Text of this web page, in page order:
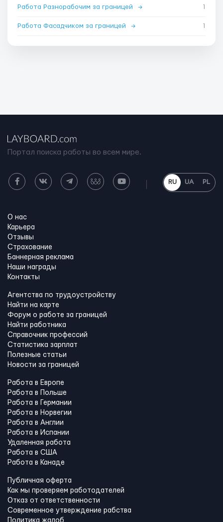
Работа Разнорабочим за границей → 1
Работа Фасадчиком за границей → 1
Портал поиска работы во всем мире.
RU UA PL
О нас
Карьера
Отзывы
Страхование
Баннерная реклама
Наши награды
Контакты
Агентства по трудоустройству
Найти на карте
Форум о работе за границей
Найти работника
Справочник профессий
Статистика зарплат
Полезные статьи
Новости за границей
Работа в Европе
Работа в Польше
Работа в Германии
Работа в Норвегии
Работа в Англии
Работа в Испании
Удаленная работа
Работа в США
Работа в Канадe
Публичная оферта
Как мы проверяем работодателей
Отказ от ответственности
Современное утверждение рабства
Политика жалоб